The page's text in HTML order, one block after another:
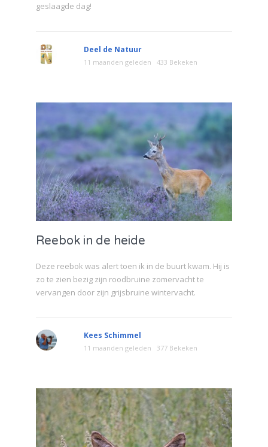
geslaagde dag!
Deel de Natuur
11 maanden geleden 433 Bekeken
Reebok in de heide
Deze reebok was alert toen ik in de buurt kwam. Hij is
zo te zien bezig zijn roodbruine zomervacht te
vervangen door zijn grijsbruine wintervacht.
Kees Schimmel
11 maanden geleden 377 Bekeken